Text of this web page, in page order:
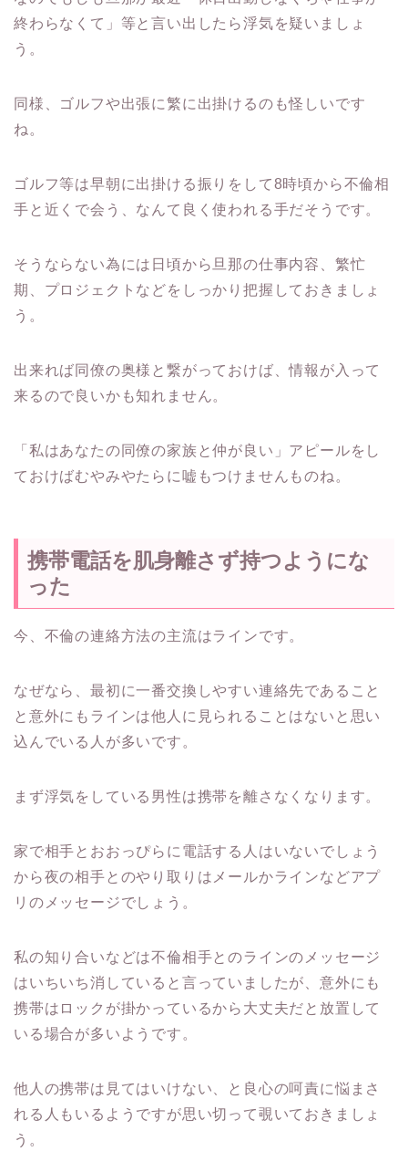
終わらなくて」等と言い出したら浮気を疑いましょ
う。
同様、ゴルフや出張に繁に出掛けるのも怪しいです
ね。
ゴルフ等は早朝に出掛ける振りをして8時頃から不倫相
手と近くで会う、なんて良く使われる手だそうです。
そうならない為には日頃から旦那の仕事内容、繁忙
期、プロジェクトなどをしっかり把握しておきましょ
う。
出来れば同僚の奥様と繋がっておけば、情報が入って
来るので良いかも知れません。
「私はあなたの同僚の家族と仲が良い」アピールをし
ておけばむやみやたらに嘘もつけませんものね。
携帯電話を肌身離さず持つようにな
った
今、不倫の連絡方法の主流はラインです。
なぜなら、最初に一番交換しやすい連絡先であること
と意外にもラインは他人に見られることはないと思い
込んでいる人が多いです。
まず浮気をしている男性は携帯を離さなくなります。
家で相手とおおっぴらに電話する人はいないでしょう
から夜の相手とのやり取りはメールかラインなどアプ
リのメッセージでしょう。
私の知り合いなどは不倫相手とのラインのメッセージ
はいちいち消していると言っていましたが、意外にも
携帯はロックが掛かっているから大丈夫だと放置して
いる場合が多いようです。
他人の携帯は見てはいけない、と良心の呵責に悩まさ
れる人もいるようですが思い切って覗いておきましょ
う。